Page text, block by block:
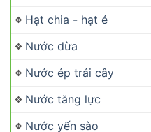
Hạt chia - hạt é
Nước dừa
Nước ép trái cây
Nước tăng lực
Nước yến sào